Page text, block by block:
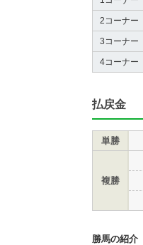
2コーナー
3コーナー
4コーナー
払戻金
単勝
複勝
勝馬の紹介